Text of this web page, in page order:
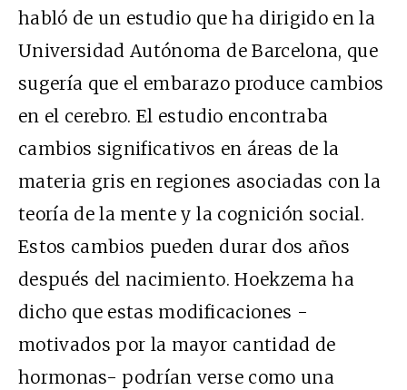
habló de un estudio que ha dirigido en la
Universidad Autónoma de Barcelona, que
sugería que el embarazo produce cambios
en el cerebro. El estudio encontraba
cambios significativos en áreas de la
materia gris en regiones asociadas con la
teoría de la mente y la cognición social.
Estos cambios pueden durar dos años
después del nacimiento. Hoekzema ha
dicho que estas modificaciones -
motivados por la mayor cantidad de
hormonas- podrían verse como una